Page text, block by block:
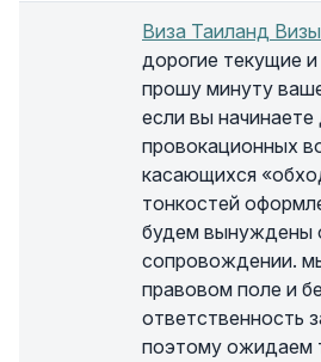
Виза Таиланд Визы
дорогие текущие
прошу минуту
если вы начинаете
провокационных
касающихся
тонкостей
будем вынуждены
сопровождении.
правовом поле и
ответственность
поэтому ожидаем